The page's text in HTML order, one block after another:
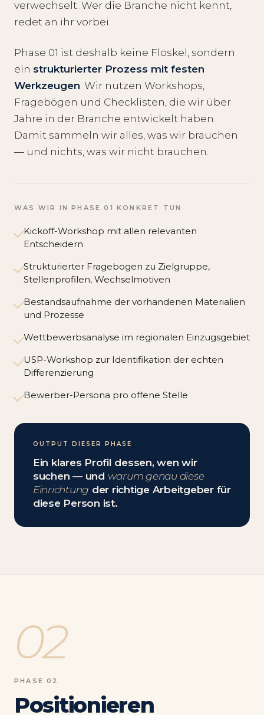
verwechselt. Wer die Branche nicht kennt,
redet an ihr vorbei.
Phase 01 ist deshalb keine Floskel, sondern
ein strukturierter Prozess mit festen
Werkzeugen. Wir nutzen Workshops,
Fragebögen und Checklisten, die wir über
Jahre in der Branche entwickelt haben.
Damit sammeln wir alles, was wir brauchen
— und nichts, was wir nicht brauchen.
WAS WIR IN PHASE 01 KONKRET TUN
Kickoff-Workshop mit allen relevanten
Entscheidern
Strukturierter Fragebogen zu Zielgruppe,
Stellenprofilen, Wechselmotiven
Bestandsaufnahme der vorhandenen Materialien
und Prozesse
Wettbewerbsanalyse im regionalen Einzugsgebiet
USP-Workshop zur Identifikation der echten
Differenzierung
Bewerber-Persona pro offene Stelle
OUTPUT DIESER PHASE
Ein klares Profil dessen, wen wir
suchen — und warum genau diese
Einrichtung der richtige Arbeitgeber für
diese Person ist.
02
PHASE 02
Positionieren